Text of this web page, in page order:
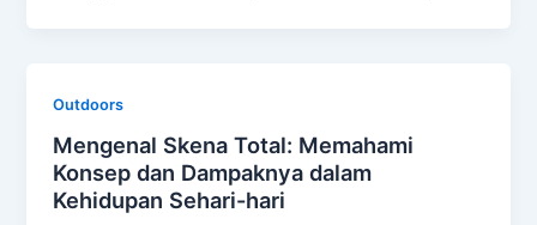
Outdoors
Mengenal Skena Total: Memahami
Konsep dan Dampaknya dalam
Kehidupan Sehari-hari